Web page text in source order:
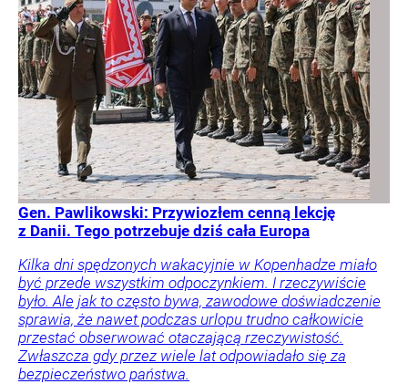
Gen. Pawlikowski: Przywiozłem cenną lekcję
z Danii. Tego potrzebuje dziś cała Europa
Kilka dni spędzonych wakacyjnie w Kopenhadze miało
być przede wszystkim odpoczynkiem. I rzeczywiście
było. Ale jak to często bywa, zawodowe doświadczenie
sprawia, że nawet podczas urlopu trudno całkowicie
przestać obserwować otaczającą rzeczywistość.
Zwłaszcza gdy przez wiele lat odpowiadało się za
bezpieczeństwo państwa.